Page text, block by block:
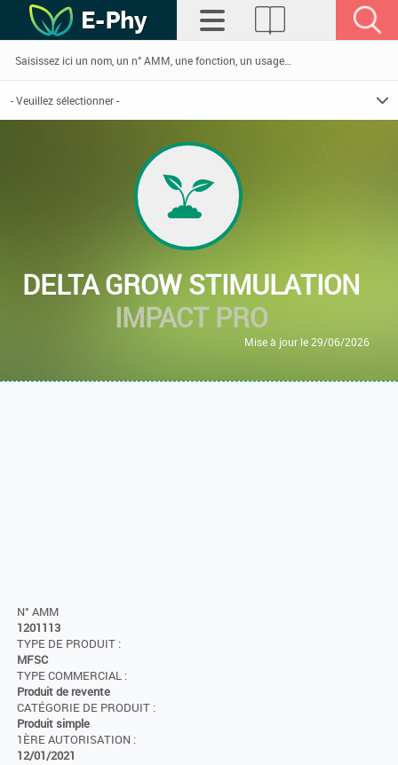
DELTA GROW STIMULATION
IMPACT PRO
Mise à jour le 29/06/2026
N° AMM
1201113
TYPE DE PRODUIT :
MFSC
TYPE COMMERCIAL :
Produit de revente
CATÉGORIE DE PRODUIT :
Produit simple
1ÈRE AUTORISATION :
12/01/2021